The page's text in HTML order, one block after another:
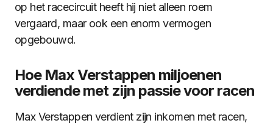
op het racecircuit heeft hij niet alleen roem
vergaard, maar ook een enorm vermogen
opgebouwd.
Hoe Max Verstappen miljoenen
verdiende met zijn passie voor racen
Max Verstappen verdient zijn inkomen met racen,